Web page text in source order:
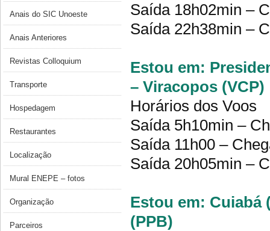
Anais do SIC Unoeste
Anais Anteriores
Revistas Colloquium
Transporte
Hospedagem
Restaurantes
Localização
Mural ENEPE – fotos
Organização
Parceiros
Saída 18h02min –
Saída 22h38min –
Estou em:
– Viracopos (VCP)
Horários dos Voos
Saída 5h10min –
Saída 11h00 –
Saída 20h05min –
Estou em: Cuiabá
(PPB)